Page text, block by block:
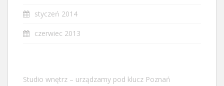
styczeń 2014
czerwiec 2013
Studio wnętrz – urządzamy pod klucz Poznań